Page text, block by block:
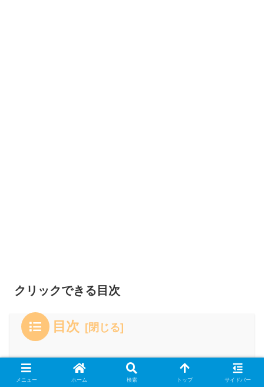
クリックできる目次
目次
１．メディアミックスの先駆け作品！
メニュー ホーム 検索 トップ サイドバー